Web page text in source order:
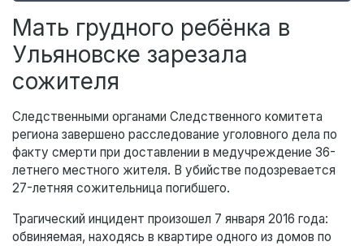
Мать грудного ребёнка в
Ульяновске зарезала
сожителя
Следственными органами Следственного комитета
региона завершено расследование уголовного дела по
факту смерти при доставлении в медучреждение 36-
летнего местного жителя. В убийстве подозревается
27-летняя сожительница погибшего.
Трагический инцидент произошел 7 января 2016 года:
обвиняемая, находясь в квартире одного из домов по